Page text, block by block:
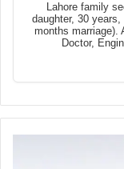
Lahore family
daughter, 30
months marriage).
Doctor,